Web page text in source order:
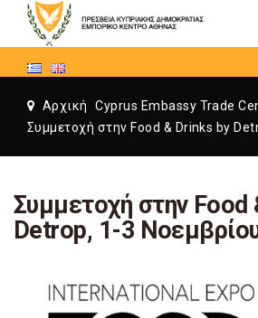
Αρχική Cyprus Embassy Trade
Συμμετοχή στην Food
Detrop, 1-3